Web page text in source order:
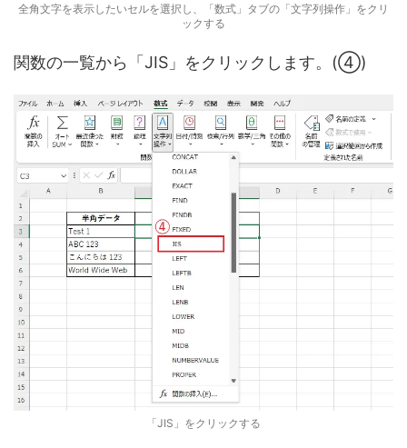
全角文字を表示したいセルを選択し、「数式」タブの「文字列操作」をクリ
ックする
関数の一覧から「JIS」をクリックします。(④)
「JIS」をクリックする